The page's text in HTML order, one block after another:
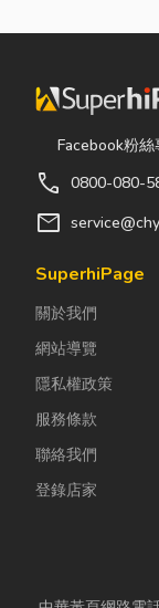
Facebook粉絲
call 0800-080-
mail
SuperhiPage
關於我們
網站導覽
隱私權政策
服務條款
聯絡我們
登錄店家